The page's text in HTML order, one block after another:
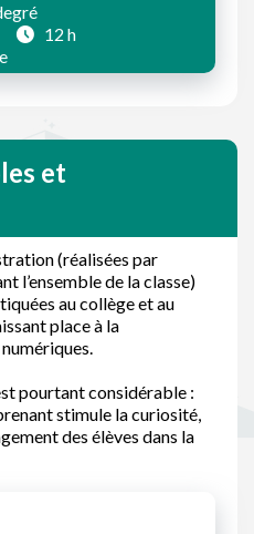
12 h
et
(réalisées par
l’ensemble de la classe)
au collège et au
place à la
pourtant considérable :
stimule la curiosité,
des élèves dans la